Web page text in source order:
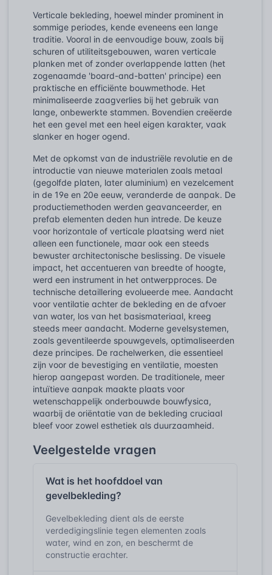
Verticale bekleding, hoewel minder prominent in
sommige periodes, kende eveneens een lange
traditie. Vooral in de eenvoudige bouw, zoals bij
schuren of utiliteitsgebouwen, waren verticale
planken met of zonder overlappende latten (het
zogenaamde 'board-and-batten' principe) een
praktische en efficiënte bouwmethode. Het
minimaliseerde zaagverlies bij het gebruik van
lange, onbewerkte stammen. Bovendien creëerde
het een gevel met een heel eigen karakter, vaak
slanker en hoger ogend.
Met de opkomst van de industriële revolutie en de
introductie van nieuwe materialen zoals metaal
(gegolfde platen, later aluminium) en vezelcement
in de 19e en 20e eeuw, veranderde de aanpak. De
productiemethoden werden geavanceerder, en
prefab elementen deden hun intrede. De keuze
voor horizontale of verticale plaatsing werd niet
alleen een functionele, maar ook een steeds
bewuster architectonische beslissing. De visuele
impact, het accentueren van breedte of hoogte,
werd een instrument in het ontwerpproces. De
technische detaillering evolueerde mee. Aandacht
voor ventilatie achter de bekleding en de afvoer
van water, los van het basismateriaal, kreeg
steeds meer aandacht. Moderne gevelsystemen,
zoals geventileerde spouwgevels, optimaliseerden
deze principes. De rachelwerken, die essentieel
zijn voor de bevestiging en ventilatie, moesten
hierop aangepast worden. De traditionele, meer
intuïtieve aanpak maakte plaats voor
wetenschappelijk onderbouwde bouwfysica,
waarbij de oriëntatie van de bekleding cruciaal
bleef voor zowel esthetiek als duurzaamheid.
Veelgestelde vragen
Wat is het hoofddoel van
gevelbekleding?
Gevelbekleding dient als de eerste
verdedigingslinie tegen elementen zoals
water, wind en zon, en beschermt de
constructie erachter.